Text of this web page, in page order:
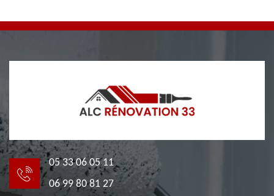
05 33 06 05 11
06 99 80 81 27